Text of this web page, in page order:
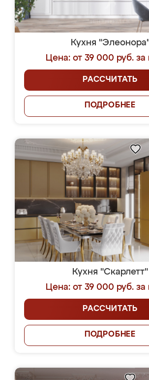
Кухня
Цена: от 39 000 руб. за
РАССЧИТАТЬ
ПОДРОБНЕЕ
Кухня "Скарлетт"
Цена: от 39 000 руб. за
РАССЧИТАТЬ
ПОДРОБНЕЕ